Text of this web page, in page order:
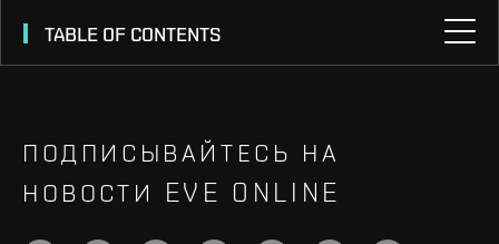
TABLE OF CONTENTS
ПОДПИСЫВАЙТЕСЬ НА
НОВОСТИ EVE ONLINE